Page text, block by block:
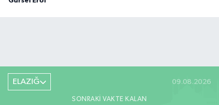
ELAZIĞ 09.08.2026
SONRAKI VAKTE KALAN